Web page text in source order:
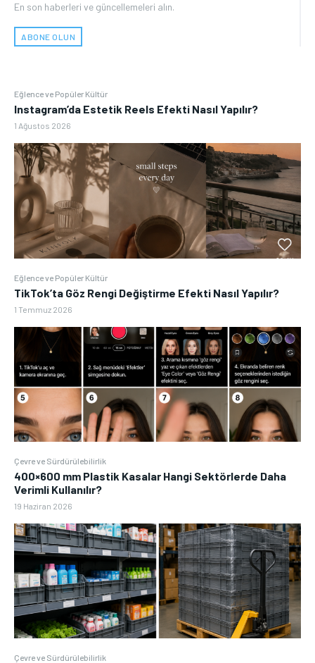
En son haberleri ve güncellemeleri alın.
ABONE OLUN
Eğlence ve Popüler Kültür
Instagram’da Estetik Reels Efekti Nasıl Yapılır?
1 Ağustos 2026
Eğlence ve Popüler Kültür
TikTok’ta Göz Rengi Değiştirme Efekti Nasıl Yapılır?
1 Temmuz 2026
Çevre ve Sürdürülebilirlik
400×600 mm Plastik Kasalar Hangi Sektörlerde Daha
Verimli Kullanılır?
19 Haziran 2026
Çevre ve Sürdürülebilirlik